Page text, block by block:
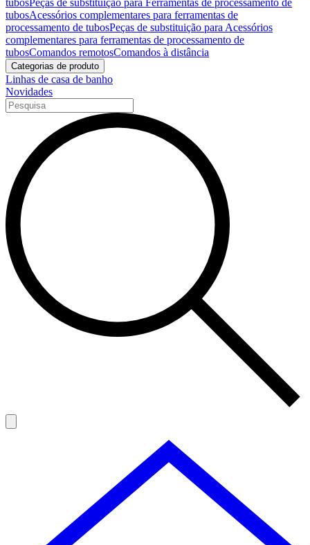
tubosPeças de substituição para Ferramentas de processamento de
tubosAcessórios complementares para ferramentas de
processamento de tubosPeças de substituição para Acessórios
complementares para ferramentas de processamento de
tubosComandos remotosComandos à distância
Categorias de produto
Linhas de casa de banho
Novidades